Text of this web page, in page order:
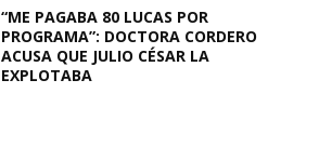
“ME PAGABA 80 LUCAS POR
PROGRAMA”: DOCTORA CORDERO
ACUSA QUE JULIO CÉSAR LA
EXPLOTABA